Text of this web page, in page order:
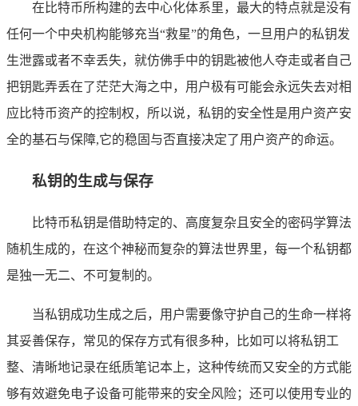
在比特币所构建的去中心化体系里，最大的特点就是没有
任何一个中央机构能够充当“救星”的角色，一旦用户的私钥发
生泄露或者不幸丢失，就仿佛手中的钥匙被他人夺走或者自己
把钥匙弄丢在了茫茫大海之中，用户极有可能会永远失去对相
应比特币资产的控制权，所以说，私钥的安全性是用户资产安
全的基石与保障,它的稳固与否直接决定了用户资产的命运。
私钥的生成与保存
比特币私钥是借助特定的、高度复杂且安全的密码学算法
随机生成的，在这个神秘而复杂的算法世界里，每一个私钥都
是独一无二、不可复制的。
当私钥成功生成之后，用户需要像守护自己的生命一样将
其妥善保存，常见的保存方式有很多种，比如可以将私钥工
整、清晰地记录在纸质笔记本上，这种传统而又安全的方式能
够有效避免电子设备可能带来的安全风险；还可以使用专业的